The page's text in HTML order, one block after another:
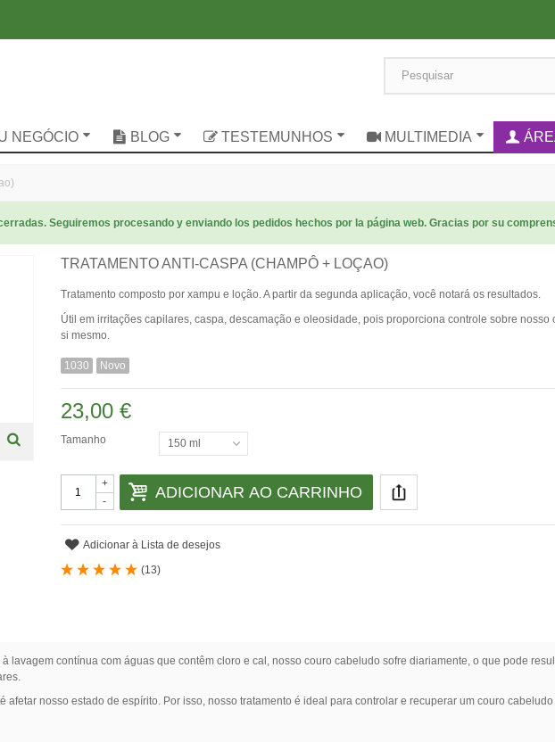
NEGÓCIO BLOG TESTEMUNHOS MULTIMEDIA
Seguiremos procesando y enviando los pedidos hechos por la página web. Gracias por su
TRATAMENTO ANTI-CASPA (CHAMPÔ + LOÇAO)
Tratamento composto por xampu e loção. A partir da segunda aplicação, você notará os resultados.
Útil em irritações capilares, caspa, descamação e oleosidade, pois proporciona controle sobre
si mesmo.
1030 Novo
23,00 €
Tamanho 150 ml
-
+ ADICIONAR AO CARRINHO
Adicionar à Lista de desejos
(13)
lavagem contínua com águas que contêm cloro e cal, nosso couro cabeludo sofre diariamente, o que pode
afetar nosso estado de espírito. Por isso, nosso tratamento é ideal para controlar e recuperar um couro